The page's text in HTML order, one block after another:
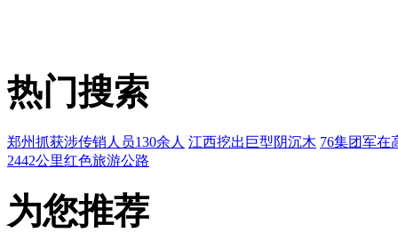
热门搜索
郑州抓获涉传销人员130余人 江西挖出巨型阴沉木 76集团军在
2442公里红色旅游公路
为您推荐